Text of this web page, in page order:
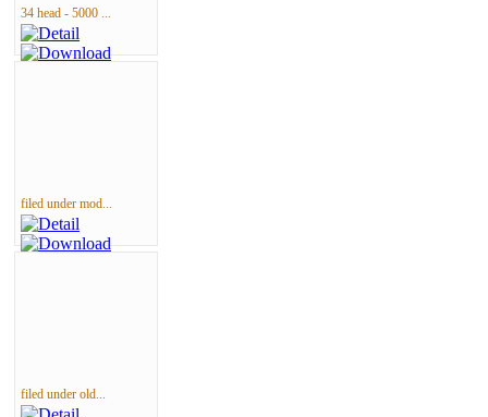
34 head - 5000 ...
filed under mod...
filed under old...